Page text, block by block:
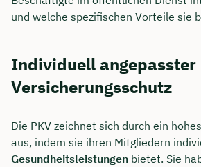
und welche spezifischen Vorteile sie
Individuell angepasster
Versicherungsschutz
Die PKV zeichnet sich durch ein
aus, indem sie ihren Mitgliedern
Gesundheitsleistungen bietet. Sie